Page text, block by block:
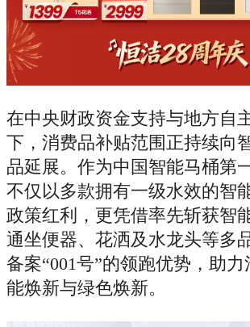
在中央财政资金支持与地方自
下，消费品补贴范围正持续向
品延展。作为中国智能马桶第
不仅以多款拥有一级水效的智
政策红利，更凭借率先斩获智
通坐便器、花洒及水龙头等多
备案“001号”的领跑优势，助
能焕新与绿色焕新。